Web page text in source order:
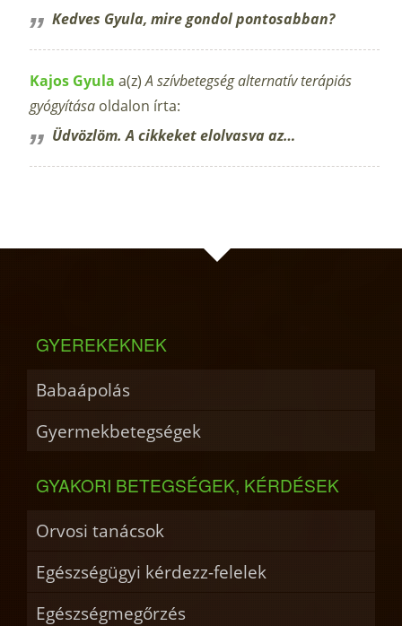
Kedves Gyula, mire gondol pontosabban?
Kajos Gyula a(z)A szívbetegség alternatív terápiás
gyógyítása oldalon írta:
Üdvözlöm. A cikkeket elolvasva az…
GYEREKEKNEK
Babaápolás
Gyermekbetegségek
GYAKORI BETEGSÉGEK, KÉRDÉSEK
Orvosi tanácsok
Egészségügyi kérdezz-felelek
Egészségmegőrzés